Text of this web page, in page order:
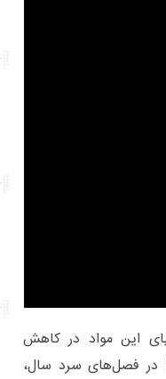
این مواد در کاهش
فصل‌های سرد سال،